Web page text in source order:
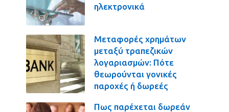
ηλεκτρονικά
Μεταφορές χρημάτων
μεταξύ τραπεζικών
λογαριασμών: Πότε
θεωρούνται γονικές
παροχές ή δωρεές
Πως παρέχεται δωρεάν